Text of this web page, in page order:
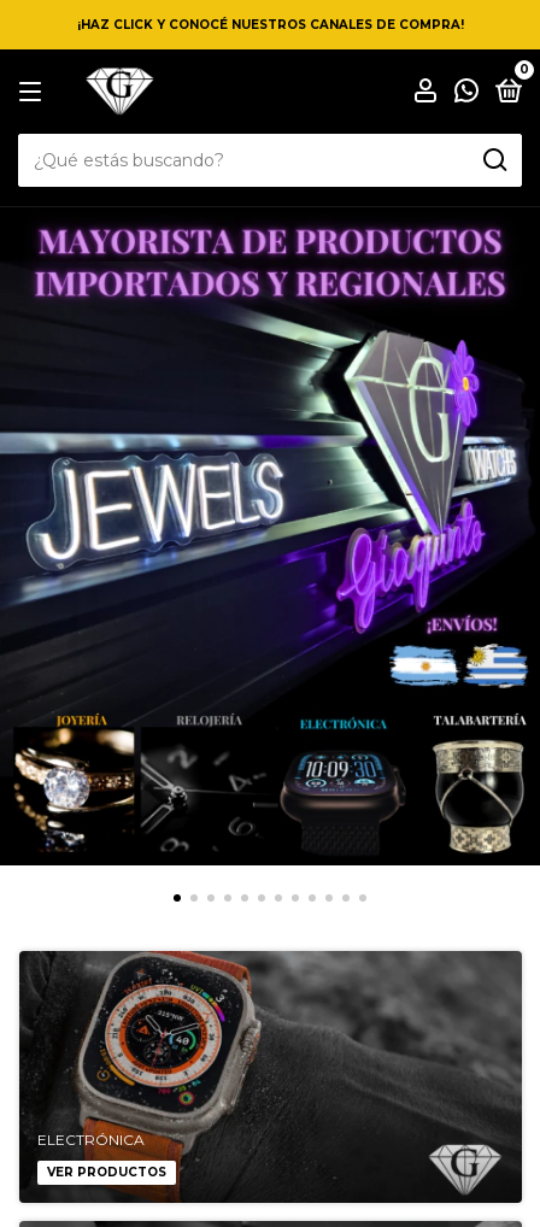
¡HAZ CLICK Y CONOCÉ NUESTROS CANALES DE COMPRA!
0
ELECTRÓNICA
VER PRODUCTOS